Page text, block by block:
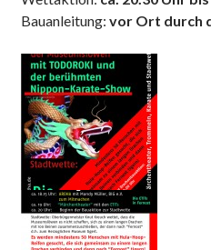
Bauanleitung: vor Ort durch